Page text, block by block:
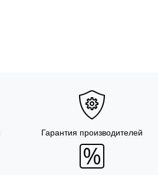
Гарантия производителей